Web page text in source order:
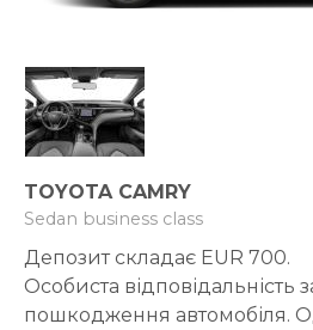
TOYOTA CAMRY
Sedan business class
Депозит складає EUR 700.
Особиста відповідальність
пошкодження автомобіля.